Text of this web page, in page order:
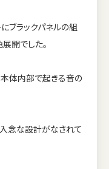
ブラックパネルの組
開でした。
本体内部で起きる音の
念な設計がなされて